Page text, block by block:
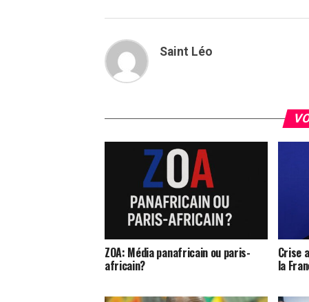
Saint Léo
ZOA: Média panafricain ou paris-
africain?
Crise
la